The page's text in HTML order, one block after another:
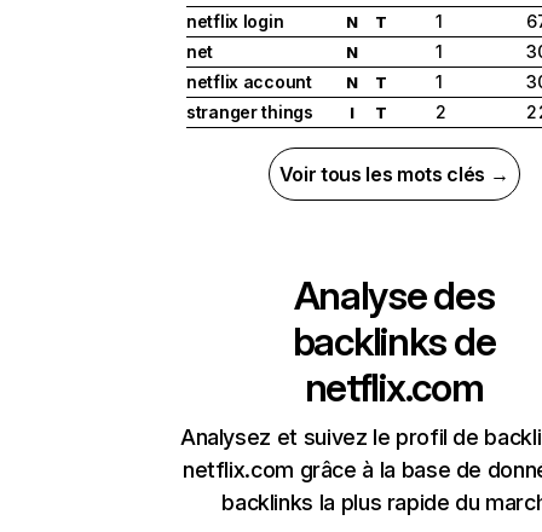
netflix login
N T 1
net
N 1
netflix account
N T 1
stranger things
I T 2 2
Voir tous les mots clés →
Analyse des
backlinks de
netflix.com
Analysez et suivez le profil de
netflix.com grâce à la base de
backlinks la plus rapide du